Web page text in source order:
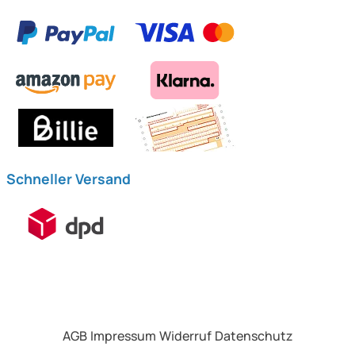
Schneller Versand
AGB Impressum Widerruf Datenschutz